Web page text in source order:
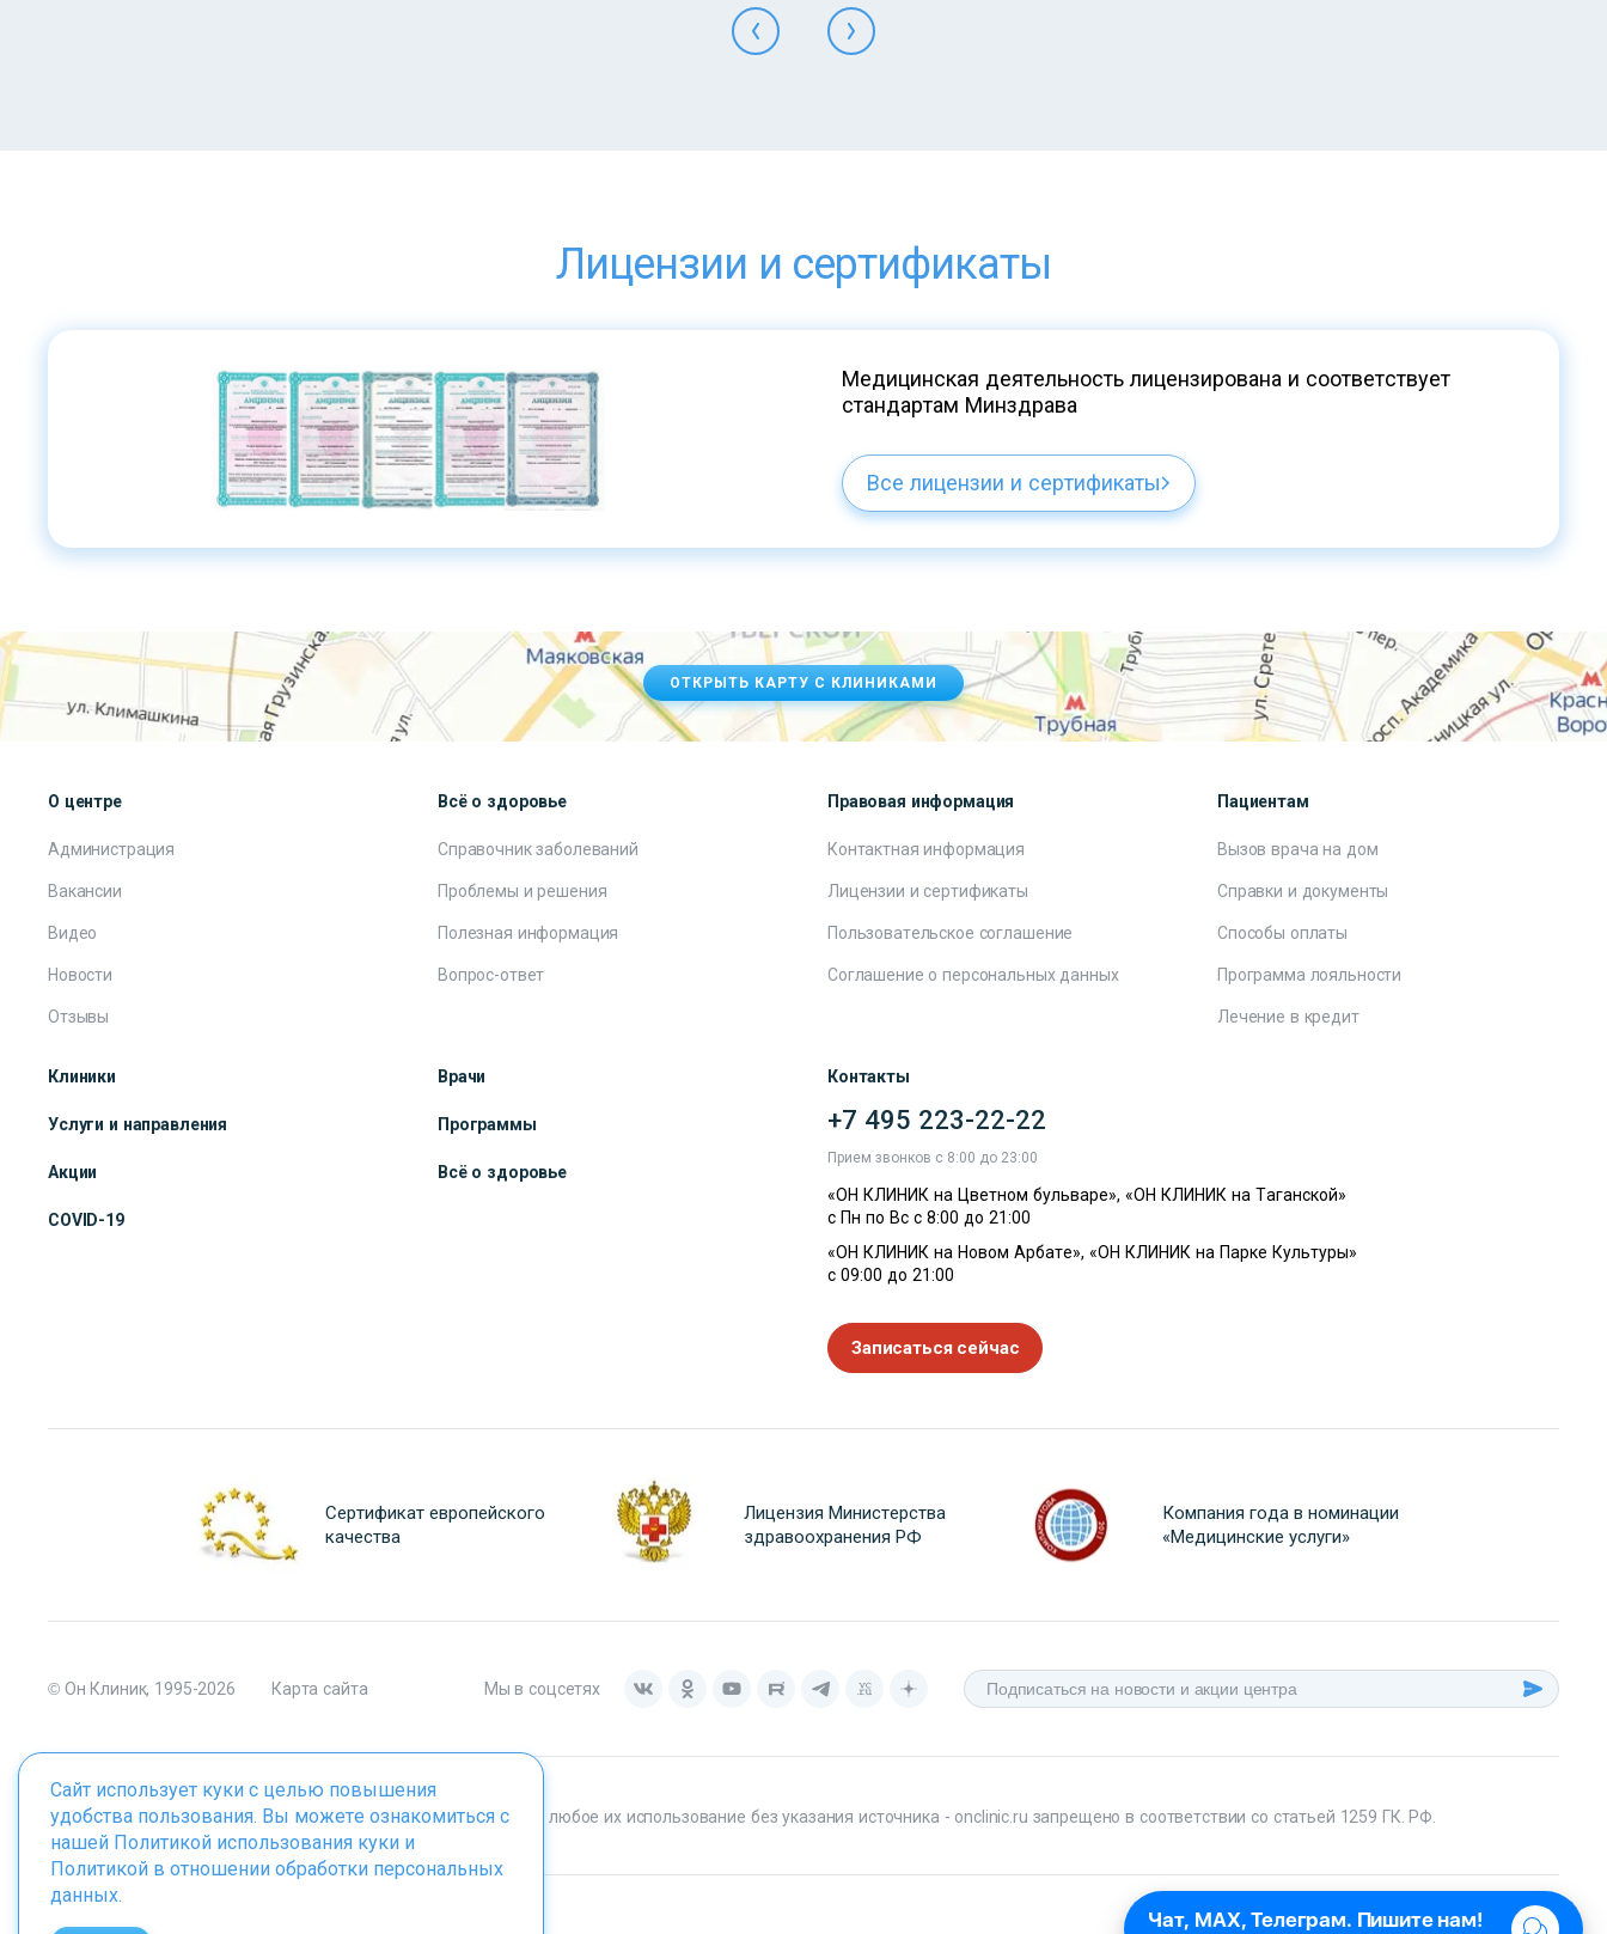
Лицензии и сертификаты
Медицинская деятельность лицензирована и соответствует
стандартам Минздрава
Все лицензии и сертификаты
ОТКРЫТЬ КАРТУ С КЛИНИКАМИ
О центре
Администрация
Вакансии
Видео
Новости
Отзывы
Всё о здоровье
Справочник заболеваний
Проблемы и решения
Полезная информация
Вопрос-ответ
Правовая информация
Контактная информация
Лицензии и сертификаты
Пользовательское соглашение
Соглашение о персональных данных
Пациентам
Вызов врача на дом
Справки и документы
Способы оплаты
Программа лояльности
Лечение в кредит
Клиники Врачи
Услуги и направления Программы
Акции Всё о здоровье
COVID-19
Контакты
+7 495 223-22-22
Прием звонков с 8:00 до 23:00
«ОН КЛИНИК на Цветном бульваре», «ОН КЛИНИК на Таганской»
с Пн по Вс с 8:00 до 21:00
«ОН КЛИНИК на Новом Арбате», «ОН КЛИНИК на Парке Культуры»
с 09:00 до 21:00
Записаться сейчас
Сертификат европейского
качества
Лицензия Министерства
здравоохранения РФ
Компания года в номинации
«Медицинские услуги»
© Он Клиник, 1995-2026 Карта сайта Мы в соцсетях
Материалы сайта являются собственностью ООО "Он Клиник", любое их использование без указания источника - onclinic.ru запрещено в соответствии со статьей 1259 ГК. РФ.
Сайт использует куки с целью повышения
удобства пользования. Вы можете ознакомиться с
нашей Политикой использования куки и
Политикой в отношении обработки персональных
данных.